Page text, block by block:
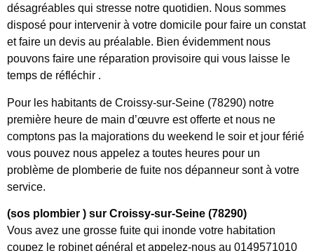
désagréables qui stresse notre quotidien. Nous sommes
disposé pour intervenir à votre domicile pour faire un constat
et faire un devis au préalable. Bien évidemment nous
pouvons faire une réparation provisoire qui vous laisse le
temps de réfléchir .
Pour les habitants de Croissy-sur-Seine (78290) notre
première heure de main d’œuvre est offerte et nous ne
comptons pas la majorations du weekend le soir et jour férié
vous pouvez nous appelez a toutes heures pour un
problème de plomberie de fuite nos dépanneur sont à votre
service.
(sos plombier ) sur Croissy-sur-Seine (78290)
Vous avez une grosse fuite qui inonde votre habitation
coupez le robinet général et appelez-nous au 0149571010